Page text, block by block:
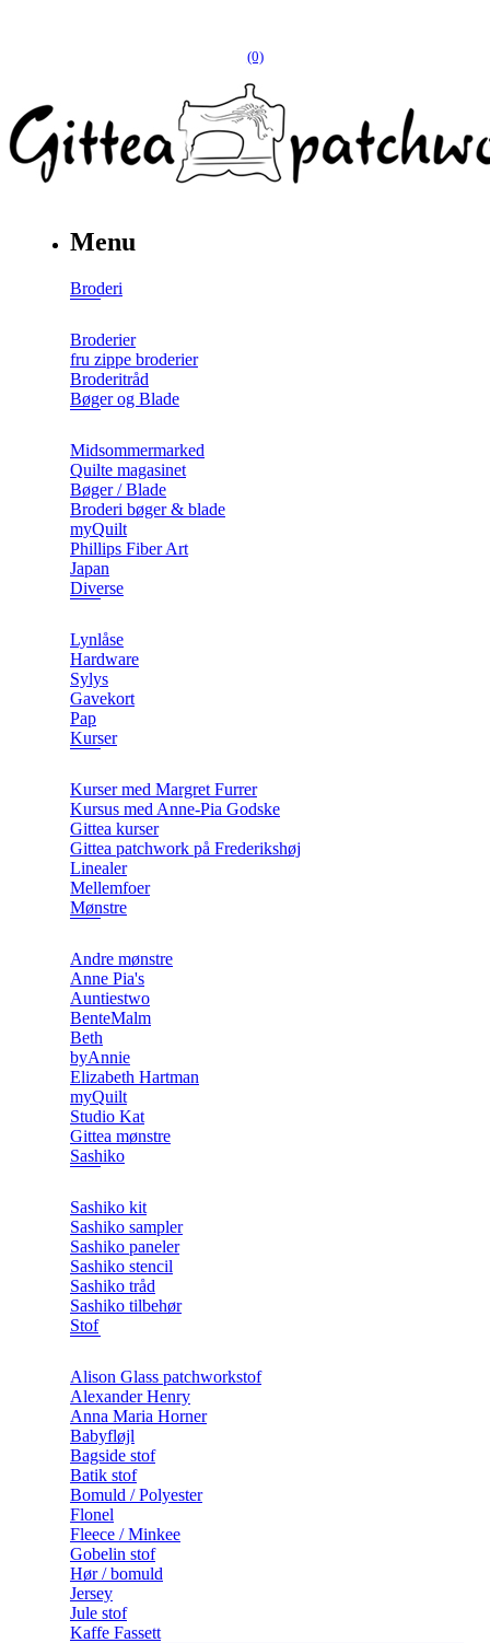
(0)
Menu
Broderi
Broderier
fru zippe broderier
Broderitråd
Bøger og Blade
Midsommermarked
Quilte magasinet
Bøger / Blade
Broderi bøger & blade
myQuilt
Phillips Fiber Art
Japan
Diverse
Lynlåse
Hardware
Sylys
Gavekort
Pap
Kurser
Kurser med Margret Furrer
Kursus med Anne-Pia Godske
Gittea kurser
Gittea patchwork på Frederikshøj
Linealer
Mellemfoer
Mønstre
Andre mønstre
Anne Pia's
Auntiestwo
BenteMalm
Beth
byAnnie
Elizabeth Hartman
myQuilt
Studio Kat
Gittea mønstre
Sashiko
Sashiko kit
Sashiko sampler
Sashiko paneler
Sashiko stencil
Sashiko tråd
Sashiko tilbehør
Stof
Alison Glass patchworkstof
Alexander Henry
Anna Maria Horner
Babyfløjl
Bagside stof
Batik stof
Bomuld / Polyester
Flonel
Fleece / Minkee
Gobelin stof
Hør / bomuld
Jersey
Jule stof
Kaffe Fassett